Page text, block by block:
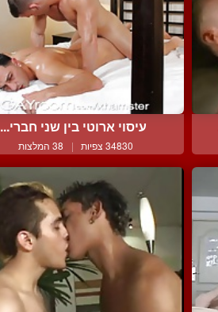
עיסוי ארוטי בין שני חברי...
34830 צפיות | 38 המלצות